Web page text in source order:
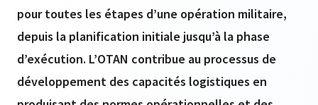
pour toutes les étapes d’une opération militaire,
depuis la planification initiale jusqu’à la phase
d’exécution. L’OTAN contribue au processus de
développement des capacités logistiques en